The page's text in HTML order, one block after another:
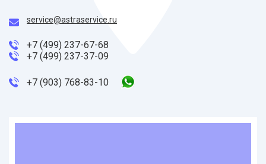
service@astraservice.ru
+7 (499) 237-67-68
+7 (499) 237-37-09
+7 (903) 768-83-10